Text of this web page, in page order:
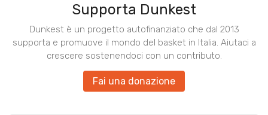
Supporta Dunkest
Dunkest è un progetto autofinanziato che dal 2013
supporta e promuove il mondo del basket in Italia. Aiutaci a
crescere sostenendoci con un contributo.
Fai una donazione